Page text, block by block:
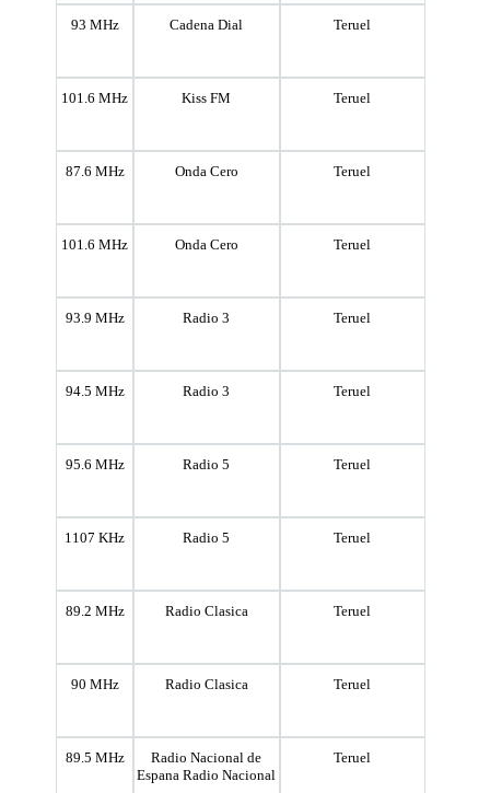
93 MHz Cadena Dial Teruel
101.6 MHz Kiss FM Teruel
87.6 MHz Onda Cero Teruel
101.6 MHz Onda Cero Teruel
93.9 MHz Radio 3 Teruel
94.5 MHz Radio 3 Teruel
95.6 MHz Radio 5 Teruel
1107 KHz Radio 5 Teruel
89.2 MHz Radio Clasica Teruel
90 MHz Radio Clasica Teruel
89.5 MHz
Radio Nacional de
Espana Radio Nacional
Teruel